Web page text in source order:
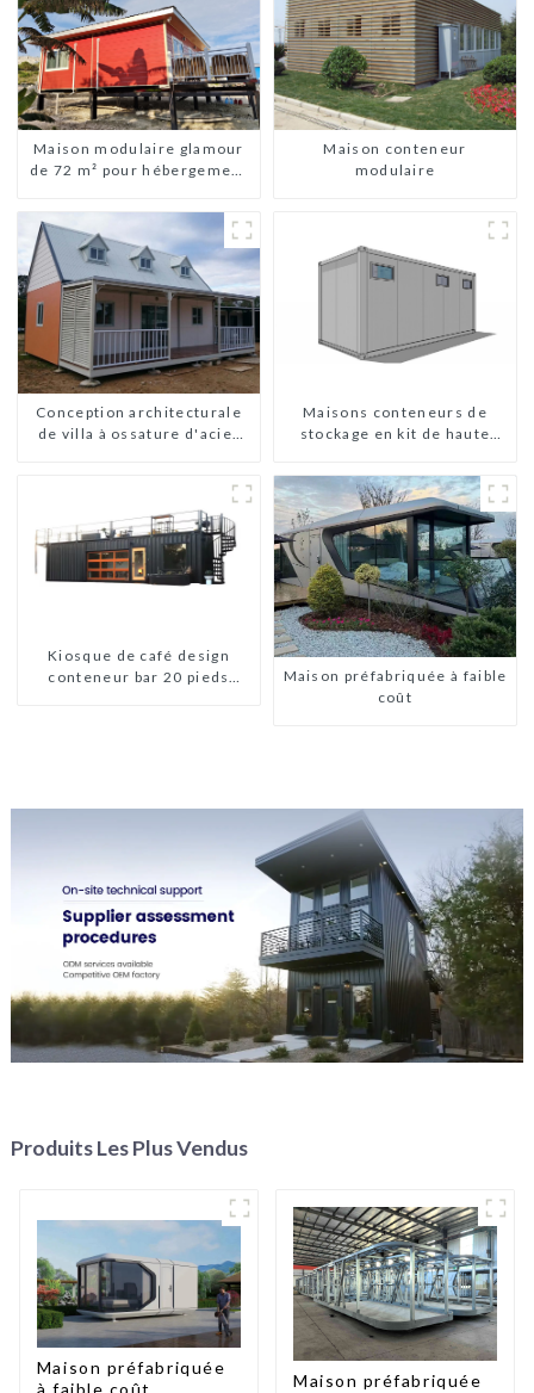
Maison modulaire glamour
de 72 m² pour hébergement
Maison conteneur
modulaire
Conception architecturale
de villa à ossature d'acier
Maisons conteneurs de
stockage en kit de haute
préfabriqués prêts à être
installés
Kiosque de café design
conteneur bar 20 pieds
Maison préfabriquée à faible
coût
Produits Les Plus Vendus
Maison préfabriquée
à faible coût
Maison préfabriquée